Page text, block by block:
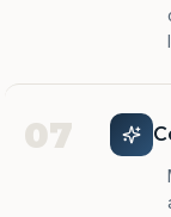
07